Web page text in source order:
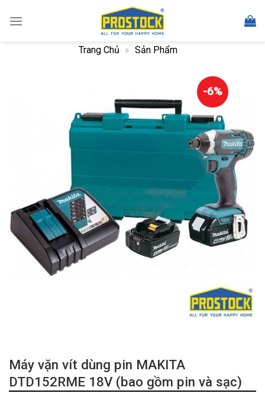
Trang Chủ » Sản Phẩm
-6%
Máy vặn vít dùng pin MAKITA
DTD152RME 18V (bao gồm pin và sạc)